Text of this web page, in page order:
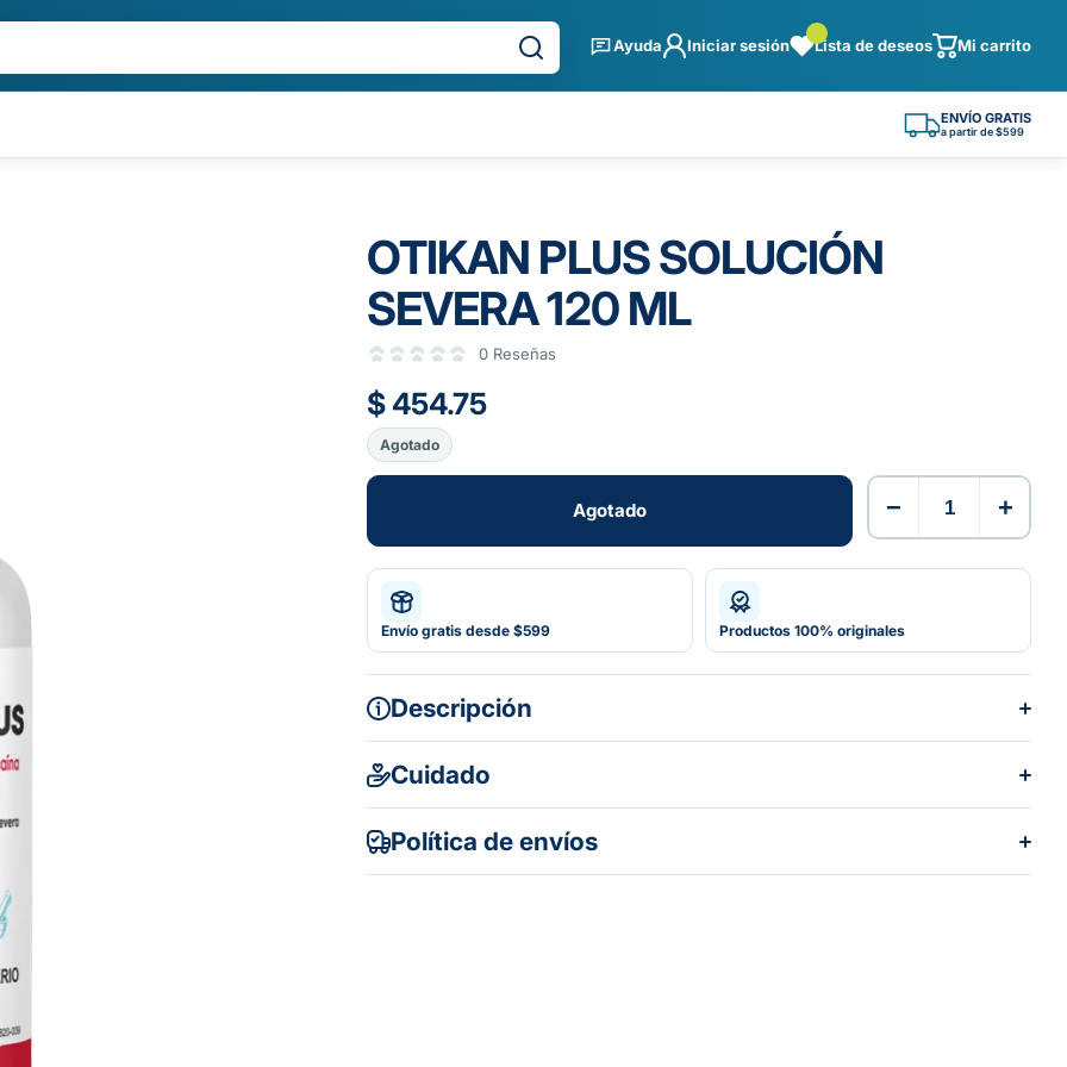
Ayuda Iniciar sesión Lista de deseos Mi carrito
ENVÍO GRATIS
a partir de $599
OTIKAN PLUS SOLUCIÓN
SEVERA 120 ML
0 Reseñas
$ 454.75
Agotado
Agotado
− +
Envío gratis desde $599 Productos 100% originales
Descripción
Cuidado
Política de envíos